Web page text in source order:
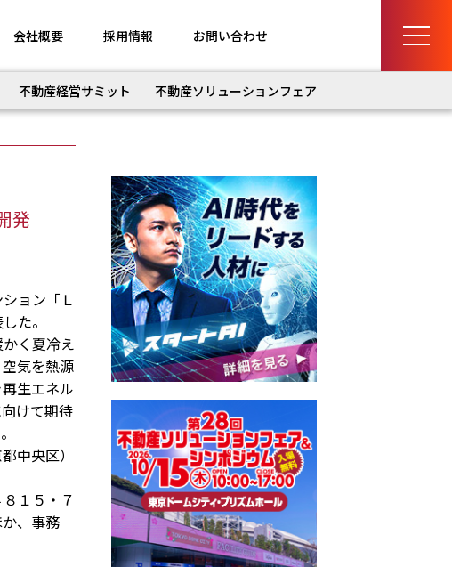
会社概要 採用情報 お問い合わせ
不動産経営サミット 不動産ソリューションフェア
発
ョン「Ｌ
た。
く夏冷え
気を熱源
生エネル
けて期待
中央区）
１５・７
、事務